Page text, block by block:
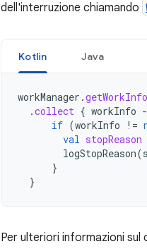
dell'interruzione chiamando
Kotlin Java
workManager .
.collect { workInfo -
if (workInfo !=
val stopReason
logStopReason(
}
}
Per ulteriori informazioni